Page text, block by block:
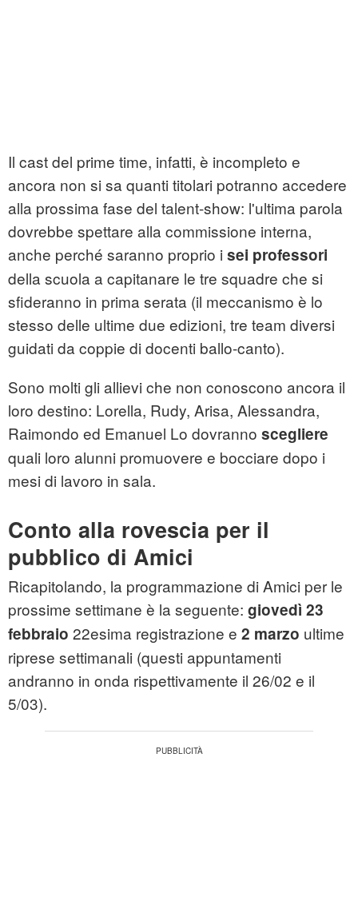
Il cast del prime time, infatti, è incompleto e
ancora non si sa quanti titolari potranno accedere
alla prossima fase del talent-show: l'ultima parola
dovrebbe spettare alla commissione interna,
anche perché saranno proprio i sei professori
della scuola a capitanare le tre squadre che si
sfideranno in prima serata (il meccanismo è lo
stesso delle ultime due edizioni, tre team diversi
guidati da coppie di docenti ballo-canto).
Sono molti gli allievi che non conoscono ancora il
loro destino: Lorella, Rudy, Arisa, Alessandra,
Raimondo ed Emanuel Lo dovranno scegliere
quali loro alunni promuovere e bocciare dopo i
mesi di lavoro in sala.
Conto alla rovescia per il
pubblico di Amici
Ricapitolando, la programmazione di Amici per le
prossime settimane è la seguente: giovedì 23
febbraio 22esima registrazione e 2 marzo ultime
riprese settimanali (questi appuntamenti
andranno in onda rispettivamente il 26/02 e il
5/03).